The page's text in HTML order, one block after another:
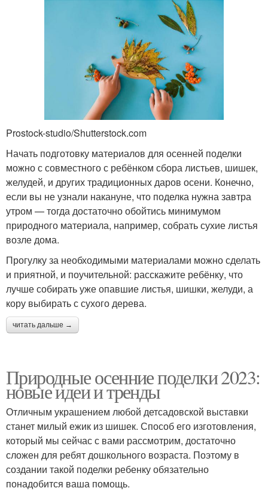
Prostock-studio/Shutterstock.com
Начать подготовку материалов для осенней поделки
можно с совместного с ребёнком сбора листьев, шишек,
желудей, и других традиционных даров осени. Конечно,
если вы не узнали накануне, что поделка нужна завтра
утром — тогда достаточно обойтись минимумом
природного материала, например, собрать сухие листья
возле дома.
Прогулку за необходимыми материалами можно сделать
и приятной, и поучительной: расскажите ребёнку, что
лучше собирать уже опавшие листья, шишки, желуди, а
кору выбирать с сухого дерева.
читать дальше →
Природные осенние поделки 2023:
новые идеи и тренды
Отличным украшением любой детсадовской выставки
станет милый ежик из шишек. Способ его изготовления,
который мы сейчас с вами рассмотрим, достаточно
сложен для ребят дошкольного возраста. Поэтому в
создании такой поделки ребенку обязательно
понадобится ваша помощь.